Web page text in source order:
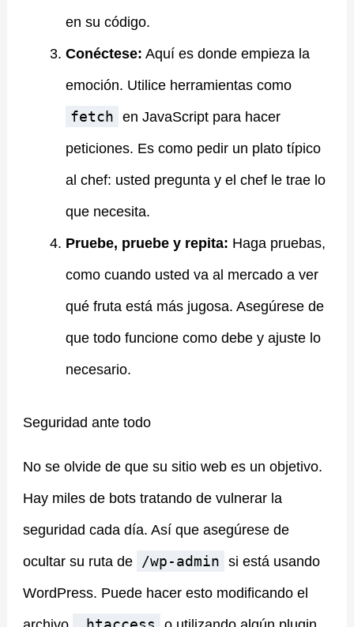
en su código.
Conéctese: Aquí es donde empieza la
emoción. Utilice herramientas como
fetch en JavaScript para hacer
peticiones. Es como pedir un plato típico
al chef: usted pregunta y el chef le trae lo
que necesita.
Pruebe, pruebe y repita: Haga pruebas,
como cuando usted va al mercado a ver
qué fruta está más jugosa. Asegúrese de
que todo funcione como debe y ajuste lo
necesario.
Seguridad ante todo
No se olvide de que su sitio web es un objetivo.
Hay miles de bots tratando de vulnerar la
seguridad cada día. Así que asegúrese de
ocultar su ruta de
/wp-admin si está usando
WordPress. Puede hacer esto modificando el